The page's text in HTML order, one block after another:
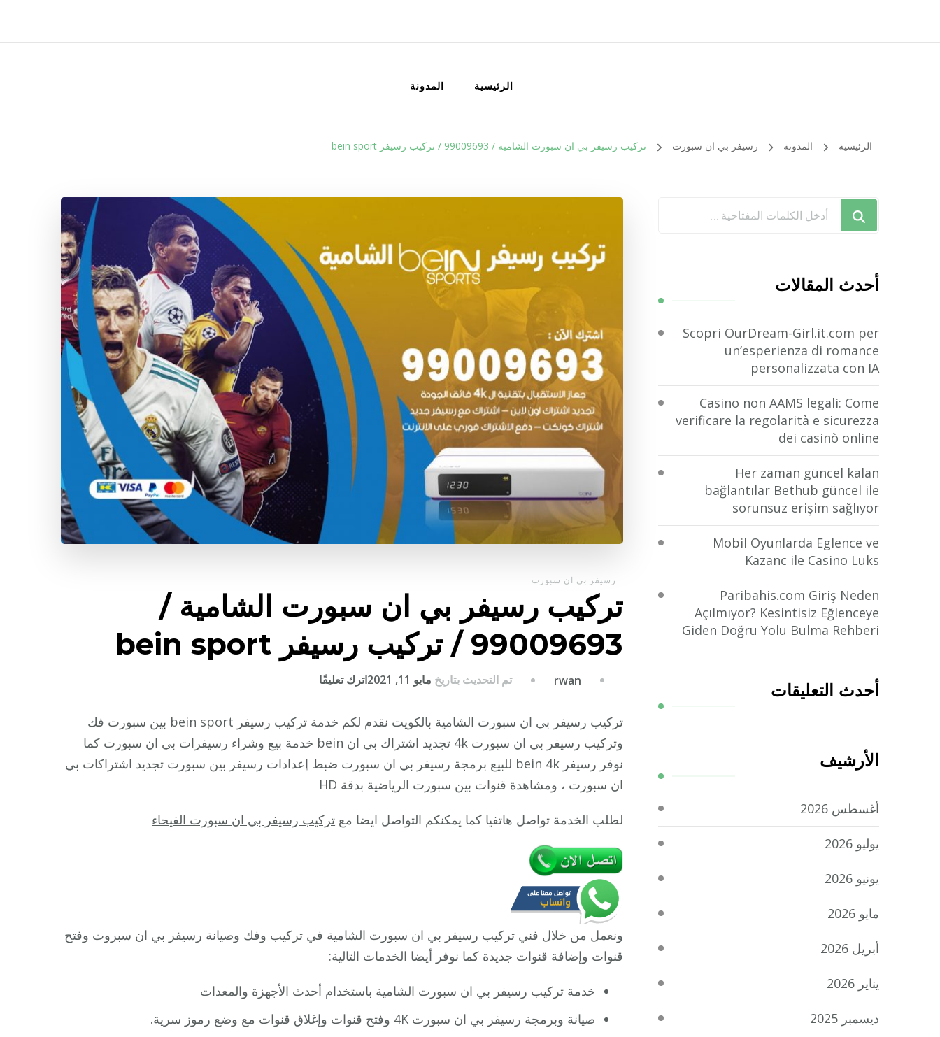
الرئيسية المدونة
الرئيسية المدونة رسيفر بي ان سبورت تركيب رسيفر بي ان سبورت الشامية / 99009693 / تركيب رسيفر bein sport
رسيفر بي ان سبورت
تركيب رسيفر بي ان سبورت الشامية /
99009693 / تركيب رسيفر bein sport
rwan تم التحديث بتاريخ مايو 11, 2021 اترك تعليقًا
رسيفر
بي
سبورت
99009693
تركيب رسيفر بي ان سبورت الشامية بالكويت نقدم لكم خدمة تركيب رسيفر bein sport بين سبورت فك
وتركيب رسيفر بي ان سبورت 4k تجديد اشتراك بي ان bein خدمة بيع وشراء رسيفرات بي ان سبورت كما
نوفر رسيفر bein 4k للبيع برمجة رسيفر بي ان سبورت ضبط إعدادات رسيفر بين سبورت تجديد اشتراكات بي
ان سبورت ، ومشاهدة قنوات بين سبورت الرياضية بدقة HD
لطلب الخدمة تواصل هاتفيا كما يمكنكم التواصل ايضا مع تركيب رسيفر بي ان سبورت الفيحاء
ونعمل من خلال فني تركيب رسيفر بي ان سبورت الشامية في تركيب وفك وصيانة رسيفر بي ان سبروت وفتح
قنوات وإضافة قنوات جديدة كما نوفر أيضا الخدمات التالية:
خدمة تركيب رسيفر بي ان سبورت الشامية باستخدام أحدث الأجهزة والمعدات
صيانة وبرمجة رسيفر بي ان سبورت 4K وفتح قنوات وإغلاق قنوات مع وضع رموز سرية.
تبحث
شيء
ما؟
أحدث المقالات
Scopri OurDream-Girl.it.com per
un’esperienza di romance
personalizzata con IA
Casino non AAMS legali: Come
verificare la regolarità e sicurezza
dei casinò online
Her zaman güncel kalan
bağlantılar Bethub güncel ile
sorunsuz erişim sağlıyor
Mobil Oyunlarda Eglence ve
Kazanc ile Casino Luks
Paribahis.com Giriş Neden
Açılmıyor? Kesintisiz Eğlenceye
Giden Doğru Yolu Bulma Rehberi
أحدث التعليقات
الأرشيف
أغسطس 2026
يوليو 2026
يونيو 2026
مايو 2026
أبريل 2026
يناير 2026
ديسمبر 2025